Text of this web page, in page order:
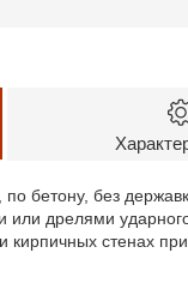
бетону, без
дрелями
стенах